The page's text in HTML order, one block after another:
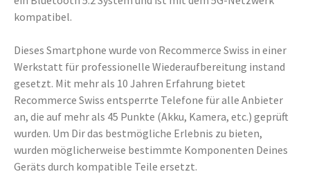
kompatibel.
Dieses Smartphone wurde von Recommerce Swiss in einer
Werkstatt für professionelle Wiederaufbereitung instand
gesetzt. Mit mehr als 10 Jahren Erfahrung bietet
Recommerce Swiss entsperrte Telefone für alle Anbieter
an, die auf mehr als 45 Punkte (Akku, Kamera, etc.) geprüft
wurden. Um Dir das bestmögliche Erlebnis zu bieten,
wurden möglicherweise bestimmte Komponenten Deines
Geräts durch kompatible Teile ersetzt.